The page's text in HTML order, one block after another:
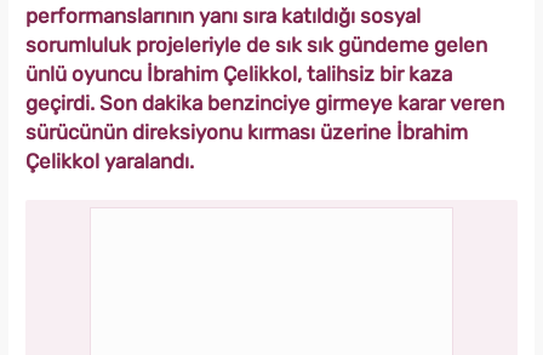
performanslarının yanı sıra katıldığı sosyal
sorumluluk projeleriyle de sık sık gündeme gelen
ünlü oyuncu İbrahim Çelikkol, talihsiz bir kaza
geçirdi. Son dakika benzinciye girmeye karar veren
sürücünün direksiyonu kırması üzerine İbrahim
Çelikkol yaralandı.